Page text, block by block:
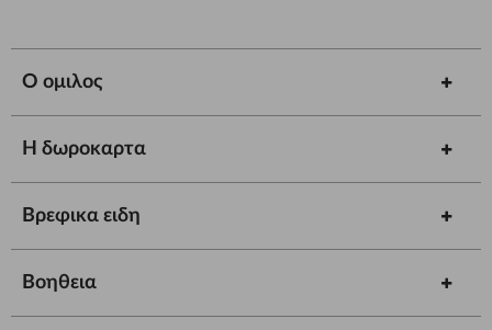
Ο ομιλος
Η δωροκαρτα
Βρεφικα ειδη
Βοηθεια